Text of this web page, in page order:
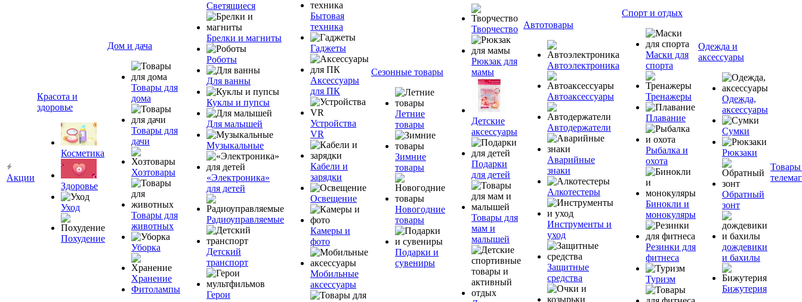
Акции
Красота и
здоровье
Косметика
Здоровье
Уход
Похудение
Дом и дача
Товары для
дома
Товары для
дачи
Хозтовары
Товары для
животных
Уборка
Хранение
Фитолампы
Светящиеся
Брелки и магниты
Роботы
Для ванны
Куклы и пупсы
Для малышей
Музыкальные
«Электроника»
для детей
Радиоуправляемые
Детский
транспорт
Герои
Бытовая
техника
Гаджеты
Аксессуары
для ПК
Устройства
VR
Кабели и
зарядки
Освещение
Камеры и
фото
Мобильные
аксессуары
Сезонные товары
Летние
товары
Зимние
товары
Новогодние
товары
Подарки и
сувениры
Творчество
Рюкзак для
мамы
Детские
аксессуары
Подарки
для детей
Товары для
мам и
малышей
Автотовары
Автоэлектроника
Автоаксессуары
Автодержатели
Аварийные
знаки
Алкотестеры
Инструменты и
уход
Защитные
средства
Спорт и отдых
Маски для
спорта
Тренажеры
Плавание
Рыбалка и
охота
Бинокли и
монокуляры
Резинки для
фитнеса
Туризм
Одежда и
аксессуары
Одежда,
аксессуары
Сумки
Рюкзаки
Обратный
зонт
дождевики
и бахилы
Бижутерия
Товары